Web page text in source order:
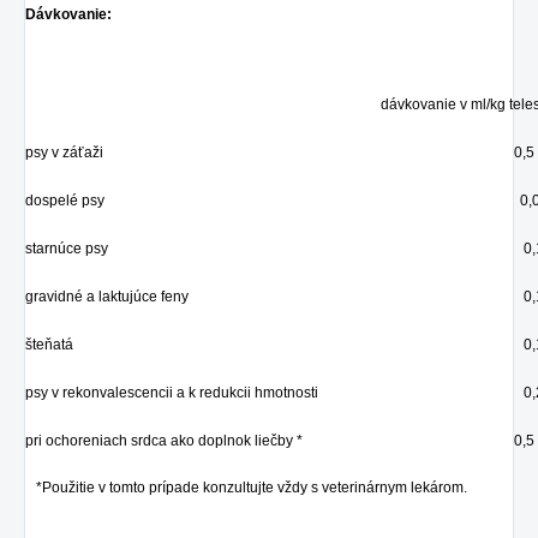
Dávkovanie:
dávkovanie v ml/kg
psy v záťaži 0,5
dospelé psy
starnúce psy
gravidné a laktujúce feny
šteňatá
psy v rekonvalescencii a k redukcii hmotnosti
pri ochoreniach srdca ako doplnok liečby * 0,5
*Použitie v tomto prípade konzultujte vždy s veterinárnym lekárom.